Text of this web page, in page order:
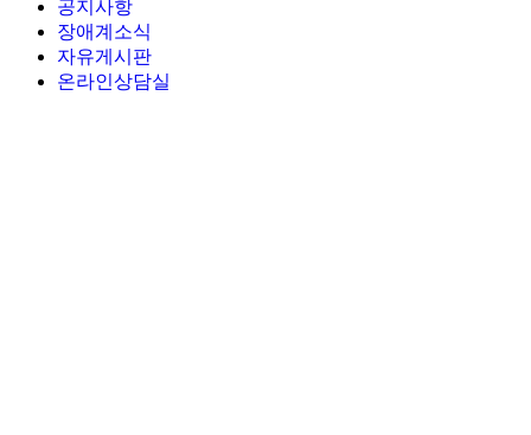
공지사항
장애계소식
자유게시판
온라인상담실